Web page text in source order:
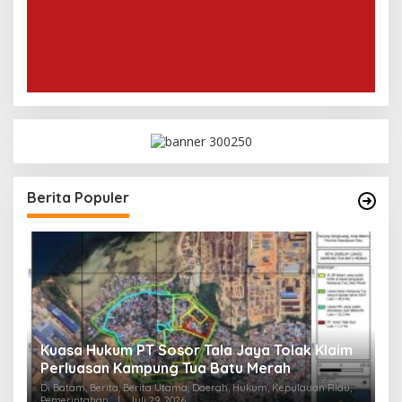
Berita Populer
Kuasa Hukum PT Sosor Tala Jaya Tolak Klaim
Perluasan Kampung Tua Batu Merah
Di Batam, Berita, Berita Utama, Daerah, Hukum, Kepulauan Riau,